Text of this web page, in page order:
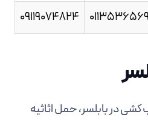
09119074824
در بابلسر، حمل اثاثیه